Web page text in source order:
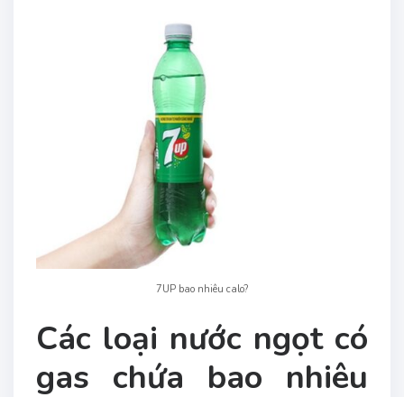
7UP bao nhiêu calo?
Các loại nước ngọt có
gas chứa bao nhiêu